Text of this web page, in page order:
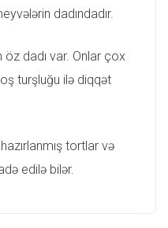
dadındadır.
öz dadı var. Onlar çox
turşluğu ilə diqqət
tortlar və
edilə bilər.